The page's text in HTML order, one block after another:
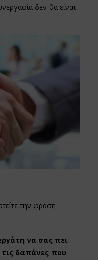
δεν θα είναι
την φράση
να σας πει
τις δαπάνες που